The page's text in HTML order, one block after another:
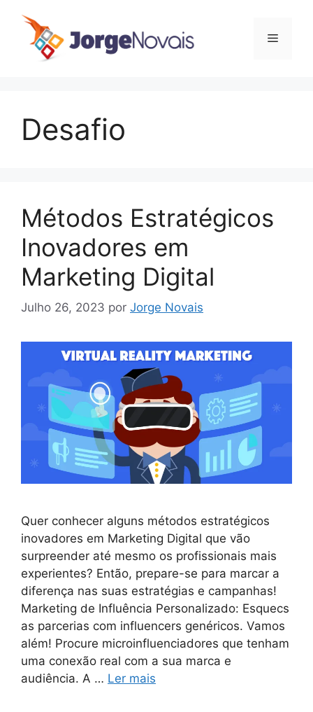
para
conteúdo
Desafio
Métodos Estratégicos
Inovadores em
Marketing Digital
Julho 26, 2023 por Jorge Novais
Quer conhecer alguns métodos estratégicos
inovadores em Marketing Digital que vão
surpreender até mesmo os profissionais mais
experientes? Então, prepare-se para marcar a
diferença nas suas estratégias e campanhas!
Marketing de Influência Personalizado: Esquecs
as parcerias com influencers genéricos. Vamos
além! Procure microinfluenciadores que tenham
uma conexão real com a sua marca e
audiência. A … Ler mais